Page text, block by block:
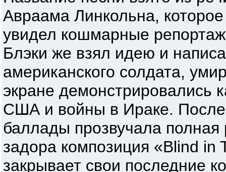
Авраама Линкольна,
увидел кошмарные
Блэки же взял идею и
американского солдата,
экране демонстрировались
США и войны в Ираке. После
баллады прозвучала полная
задора композиция «Blind in
закрывает свои последние